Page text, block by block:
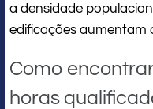
a densidade
edificações aumentam
Como
horas